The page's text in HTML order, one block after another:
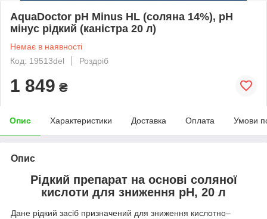
AquaDoctor pH Minus HL (соляна 14%), pH
мінус рідкий (каністра 20 л)
Немає в наявності
Код: 19513del
Роздріб
1 849 ₴
Опис Характеристики Доставка Оплата Умови
Опис
Рідкий препарат на основі соляної
кислоти для зниження pH, 20 л
Дане рідкий засіб призначений для зниження кислотно–